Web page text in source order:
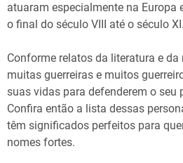
atuaram especialmente na Europa
o final do século VIII até o século XI.
Conforme relatos da literatura e
muitas guerreiras e muitos
suas vidas para defenderem o seu
Confira então a lista dessas
têm significados perfeitos para
nomes fortes.